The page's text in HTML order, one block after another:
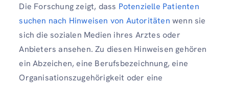
Die Forschung zeigt, dass Potenzielle Patienten
suchen nach Hinweisen von Autoritäten wenn sie
sich die sozialen Medien ihres Arztes oder
Anbieters ansehen. Zu diesen Hinweisen gehören
ein Abzeichen, eine Berufsbezeichnung, eine
Organisationszugehörigkeit oder eine